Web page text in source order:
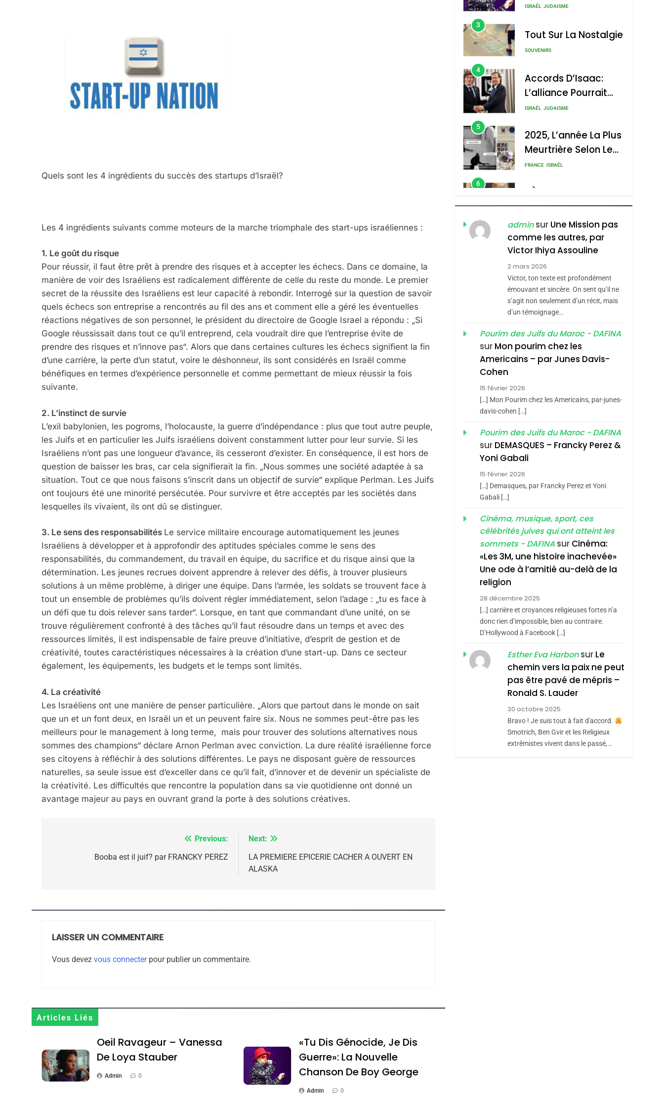
Quels sont les 4 ingrédients du succès des startups d’Israël?
Les 4 ingrédients suivants comme moteurs de la marche triomphale des start-ups israéliennes :
1. Le goût du risque
Pour réussir, il faut être prêt à prendre des risques et à accepter les échecs. Dans ce domaine, la
manière de voir des Israéliens est radicalement différente de celle du reste du monde. Le premier
secret de la réussite des Israéliens est leur capacité à rebondir. Interrogé sur la question de savoir
quels échecs son entreprise a rencontrés au fil des ans et comment elle a géré les éventuelles
réactions négatives de son personnel, le président du directoire de Google Israel a répondu : „Si
Google réussissait dans tout ce qu’il entreprend, cela voudrait dire que l’entreprise évite de
prendre des risques et n’innove pas“. Alors que dans certaines cultures les échecs signifient la fin
d’une carrière, la perte d’un statut, voire le déshonneur, ils sont considérés en Israël comme
bénéfiques en termes d’expérience personnelle et comme permettant de mieux réussir la fois
suivante.
2. L’instinct de survie
L’exil babylonien, les pogroms, l’holocauste, la guerre d’indépendance : plus que tout autre peuple,
les Juifs et en particulier les Juifs israéliens doivent constamment lutter pour leur survie. Si les
Israéliens n’ont pas une longueur d’avance, ils cesseront d’exister. En conséquence, il est hors de
question de baisser les bras, car cela signifierait la fin. „Nous sommes une société adaptée à sa
situation. Tout ce que nous faisons s’inscrit dans un objectif de survie“ explique Perlman. Les Juifs
ont toujours été une minorité persécutée. Pour survivre et être acceptés par les sociétés dans
lesquelles ils vivaient, ils ont dû se distinguer.
3. Le sens des responsabilités Le service militaire encourage automatiquement les jeunes
Israéliens à développer et à approfondir des aptitudes spéciales comme le sens des
responsabilités, du commandement, du travail en équipe, du sacrifice et du risque ainsi que la
détermination. Les jeunes recrues doivent apprendre à relever des défis, à trouver plusieurs
solutions à un même problème, à diriger une équipe. Dans l’armée, les soldats se trouvent face à
tout un ensemble de problèmes qu’ils doivent régler immédiatement, selon l’adage : „tu es face à
un défi que tu dois relever sans tarder“. Lorsque, en tant que commandant d’une unité, on se
trouve régulièrement confronté à des tâches qu’il faut résoudre dans un temps et avec des
ressources limités, il est indispensable de faire preuve d’initiative, d’esprit de gestion et de
créativité, toutes caractéristiques nécessaires à la création d’une start-up. Dans ce secteur
également, les équipements, les budgets et le temps sont limités.
4. La créativité
Les Israéliens ont une manière de penser particulière. „Alors que partout dans le monde on sait
que un et un font deux, en Israël un et un peuvent faire six. Nous ne sommes peut-être pas les
meilleurs pour le management à long terme, mais pour trouver des solutions alternatives nous
sommes des champions“ déclare Arnon Perlman avec conviction. La dure réalité israélienne force
ses citoyens à réfléchir à des solutions différentes. Le pays ne disposant guère de ressources
naturelles, sa seule issue est d’exceller dans ce qu’il fait, d’innover et de devenir un spécialiste de
la créativité. Les difficultés que rencontre la population dans sa vie quotidienne ont donné un
avantage majeur au pays en ouvrant grand la porte à des solutions créatives.
Previous:
Booba est il juif? par FRANCKY PEREZ
Next:
LA PREMIERE EPICERIE CACHER A OUVERT EN
ALASKA
LAISSER UN COMMENTAIRE
Vous devez vous connecterpour publier un commentaire.
Articles Liés
Oeil Ravageur – Vanessa
De Loya Stauber
Admin 0
«Tu Dis Génocide, Je Dis
Guerre»: La Nouvelle
Chanson De Boy George
Admin 0
Nouvelle Chanson De
ISRAÉL JUDAISME
3
Tout Sur La Nostalgie
SOUVENIRS
4
Accords D’Isaac:
L’alliance Pourrait
S’étendre À 13 Pays
ISRAÉL JUDAISME
5
2025, L’année La Plus
Meurtrière Selon Le
Rapport D’ADL
FRANCE ISRAÉL
6
FIÈRE, DIGNE ET
RÉSILIENTE :
POURQUOI JE
REVENDIQUE MA
JUDAÏTE Par Thérèse
Zrihen-Dvir
ISRAÉL JUDAISME
CE QUI NOUS
MANQUE – Jacques
Hadida
JUDAISME
Maroc : Les Amandes
De Tafraout, Le Miel
De Tadla Azilal
Consacrés Produits
Du Terroir
DAFINA MAROC
Oeil Ravageur –
2
Dis Guerre»: La
Nouvelle Chanson De
Boy George
ISRAÉL JUDAISME
Accords D’Isaac:
L’alliance Pourrait
S’étendre À 13 Pays
D’Amérique Latine
ISRAÉL JUDAISME
5
Meurtrière Selon Le
Rapport D’ADL
Contre
L’antisémitisme
FRANCE ISRAÉL
FIÈRE, DIGNE ET
RÉSILIENTE :
POURQUOI JE
REVENDIQUE MA
JUDAÏTE Par Thérèse
Zrihen-Dvir
ISRAÉL JUDAISME
CE QUI NOUS
MANQUE – Jacques
Hadida
JUDAISME
Maroc : Les Amandes
adminsur Une Mission pas
comme les autres, par
Victor Ihiya Assouline
2 mars 2026
Victor, ton texte est profondément
émouvant et sincère. On sent qu’il ne
s’agit non seulement d’un récit, mais
d’un témoignage…
Pourim des Juifs du Maroc - DAFINA
sur Mon pourim chez les
Americains – par Junes Davis-
Cohen
15 février 2026
[…] Mon Pourim chez les Americains, par-junes-
davis-cohen […]
Pourim des Juifs du Maroc - DAFINA
sur DEMASQUES – Francky Perez &
Yoni Gabali
15 février 2026
[…] Demasques, par Francky Perez et Yoni
Gabali […]
Cinéma, musique, sport, ces
célébrités juives qui ont atteint les
sommets - DAFINA sur Cinéma:
«Les 3M, une histoire inachevée»
Une ode à l’amitié au-delà de la
religion
28 décembre 2025
[…] carrière et croyances religieuses fortes n’a
donc rien d’impossible, bien au contraire.
D’Hollywood à Facebook […]
Esther Eva Harbonsur Le
chemin vers la paix ne peut
pas être pavé de mépris –
Ronald S. Lauder
30 octobre 2025
Bravo ! Je suis tout à fait d'accord.
Smotrich, Ben Gvir et les Religieux
extrêmistes vivent dans le passé,…
2025, L’année La Plus Meurtrière Selon Le Rapport D’ADL Contre L’antisémitisme
FRANCE ISRAÉL
6
FIÈRE, DIGNE ET RÉSILIENTE : POURQUOI JE REVENDIQUE MA JUDAÏTE Par Thérèse Zrihen-
Dvir
ISRAÉL JUDAISME
CE QUI NOUS MANQUE – Jacques Hadida
Terroir